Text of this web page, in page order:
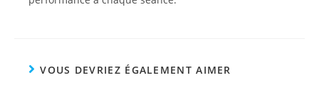
VOUS DEVRIEZ ÉGALEMENT AIMER